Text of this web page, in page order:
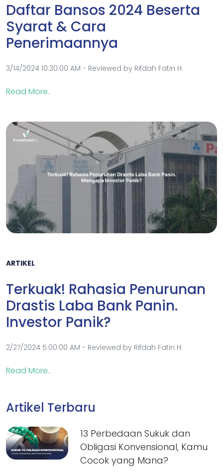
Daftar Bansos 2024 Beserta
Syarat & Cara
Penerimaannya
3/14/2024 10:30:00 AM - Reviewed by Rifdah Fatin H.
Read More..
ARTIKEL
Terkuak! Rahasia Penurunan
Drastis Laba Bank Panin.
Investor Panik?
2/27/2024 5:00:00 AM - Reviewed by Rifdah Fatin H.
Read More..
Artikel Terbaru
13 Perbedaan Sukuk dan
Obligasi Konvensional, Kamu
Cocok yang Mana?